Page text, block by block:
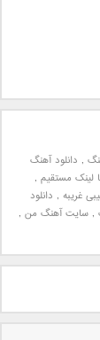
, دانلود آهنگ
لینک مستقیم ,
غریبه , دانلود
, سایت آهنگ من ,